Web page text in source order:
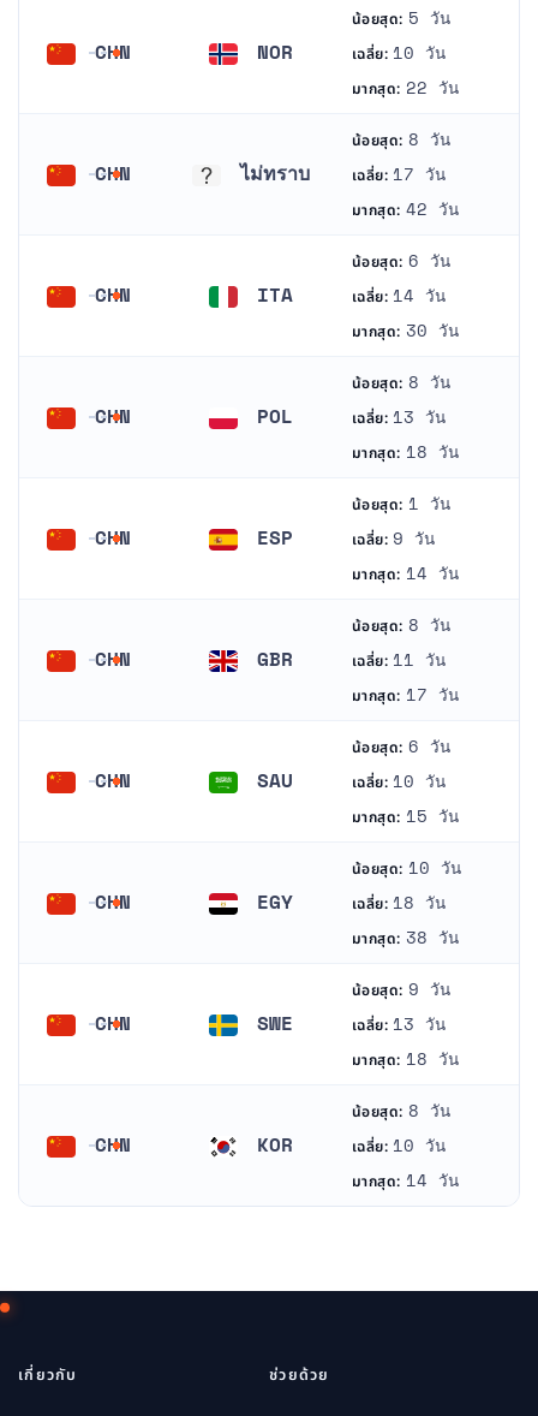
CHN NOR
น้อยสุด: 5 วัน
เฉลี่ย: 10 วัน
มากสุด: 22 วัน
CHN ไม่ทราบ
น้อยสุด: 8 วัน
เฉลี่ย: 17 วัน
มากสุด: 42 วัน
CHN ITA
น้อยสุด: 6 วัน
เฉลี่ย: 14 วัน
มากสุด: 30 วัน
CHN POL
น้อยสุด: 8 วัน
เฉลี่ย: 13 วัน
มากสุด: 18 วัน
CHN ESP
น้อยสุด: 1 วัน
เฉลี่ย: 9 วัน
มากสุด: 14 วัน
CHN GBR
น้อยสุด: 8 วัน
เฉลี่ย: 11 วัน
มากสุด: 17 วัน
CHN SAU
น้อยสุด: 6 วัน
เฉลี่ย: 10 วัน
มากสุด: 15 วัน
CHN EGY
น้อยสุด: 10 วัน
เฉลี่ย: 18 วัน
มากสุด: 38 วัน
CHN SWE
น้อยสุด: 9 วัน
เฉลี่ย: 13 วัน
มากสุด: 18 วัน
CHN KOR
น้อยสุด: 8 วัน
เฉลี่ย: 10 วัน
มากสุด: 14 วัน
เกี่ยวกับ ช่วยด้วย